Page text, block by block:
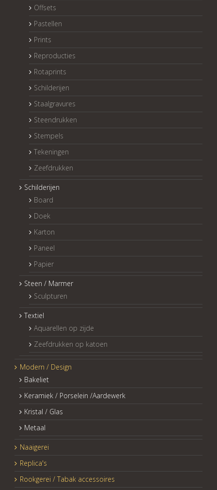
Offsets
Pastellen
Prints
Reproducties
Rotaprints
Schilderijen
Staalgravures
Steendrukken
Stempels
Tekeningen
Zeefdrukken
Schilderijen
Board
Doek
Karton
Paneel
Papier
Steen / Marmer
Sculpturen
Textiel
Aquarellen op zijde
Zeefdrukken op katoen
Modern / Design
Bakeliet
Keramiek / Porselein /Aardewerk
Kristal / Glas
Metaal
Naaigerei
Replica's
Rookgerei / Tabak accessoires